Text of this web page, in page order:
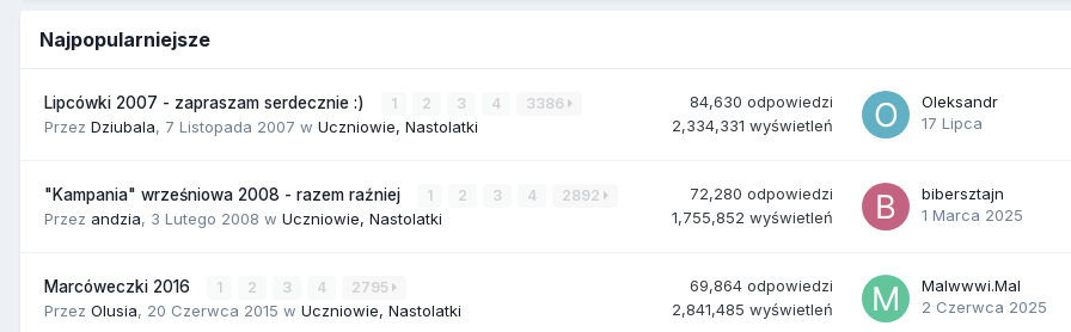
Najpopularniejsze
Lipcówki 2007 - zapraszam serdecznie :) 1 2 3 4 3386
Przez Dziubala, 7 Listopada 2007 w Uczniowie, Nastolatki
84,630 odpowiedzi
2,334,331 wyświetleń
Oleksandr
17 Lipca
"Kampania" wrześniowa 2008 - razem raźniej 1 2 3 4 2892
Przez andzia, 3 Lutego 2008 w Uczniowie, Nastolatki
72,280 odpowiedzi
1,755,852 wyświetleń
bibersztajn
1 Marca 2025
Marcóweczki 2016 1 2 3 4 2795
Przez Olusia, 20 Czerwca 2015 w Uczniowie, Nastolatki
69,864 odpowiedzi
2,841,485 wyświetleń
Malwwwi.Mal
2 Czerwca 2025